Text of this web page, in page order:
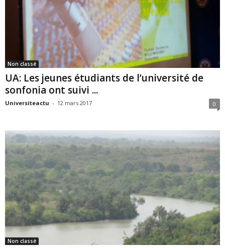
Non classé
UA: Les jeunes étudiants de l’université de
sonfonia ont suivi ...
Universiteactu - 12 mars 2017 0
Non classé